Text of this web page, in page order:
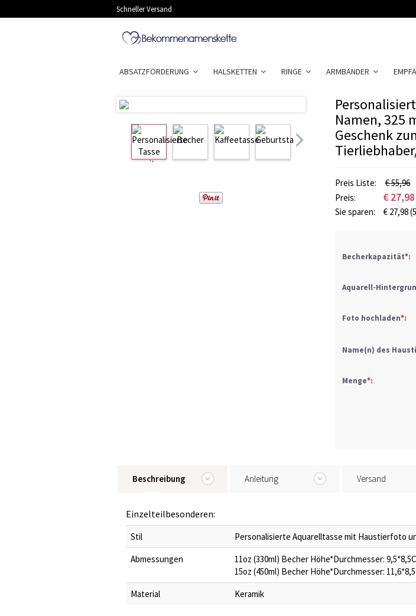
Schneller Versand
ABSATZFÖRDERUNG HALSKETTEN RINGE ARMBÄNDER
Namen, 325
Geschenk
Preis Liste:
€ 55,96
Preis:
€ 27,98
Sie sparen: € 27,98
Becherkapazität*:
Aquarell-
Foto hochladen*:
Name(n) des
Menge*:
Beschreibung Anleitung Versand
Einzelteilbesonderen:
Stil
Personalisierte Aquarelltasse mit Haustierfoto
Abmessungen
11oz (330ml) Becher Höhe*Durchmesser:
15oz (450ml) Becher Höhe*Durchmesser:
Material
Keramik